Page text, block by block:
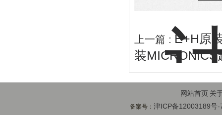
上一篇 : E+H原
装MICRONICS
网站首页 关
备案号：津ICP备12003189号-